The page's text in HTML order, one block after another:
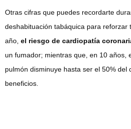
Otras cifras que puedes recordarte
deshabituación tabáquica para reforzar
año, el riesgo de cardiopatía
un fumador; mientras que, en 10 años,
pulmón disminuye hasta ser el 50% del
beneficios.